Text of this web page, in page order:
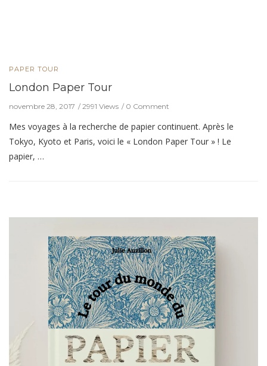
PAPER TOUR
London Paper Tour
novembre 28, 2017 2991 Views 0 Comment
Mes voyages à la recherche de papier continuent. Après le
Tokyo, Kyoto et Paris, voici le « London Paper Tour » ! Le
papier, …